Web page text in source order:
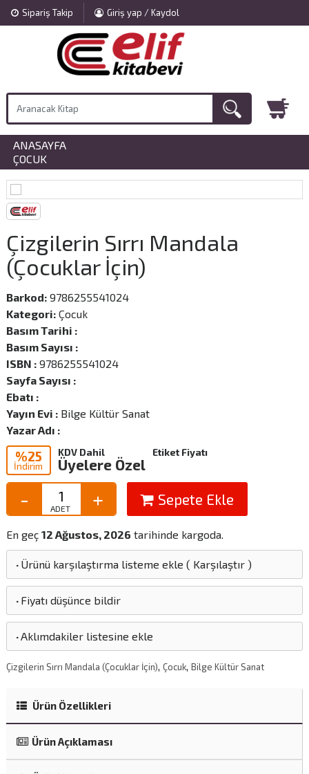
Sipariş Takip Giriş yap / Kaydol
ANASAYFA
ÇOCUK
Çizgilerin Sırrı Mandala
(Çocuklar İçin)
Barkod:9786255541024
Kategori: Çocuk
Basım Tarihi :
Basım Sayısı :
ISBN :9786255541024
Sayfa Sayısı :
Ebatı :
Yayın Evi :Bilge Kültür Sanat
Yazar Adı :
%25
İndirim
KDV Dahil
Üyelere Özel
Etiket Fiyatı
Sepete Ekle
En geç 12 Ağustos, 2026 tarihinde kargoda.
· Ürünü karşılaştırma listeme ekle ( Karşılaştır)
· Fiyatı düşünce bildir
·Aklımdakiler listesine ekle
Çizgilerin Sırrı Mandala (Çocuklar İçin) Çocuk, Bilge Kültür Sanat
Ürün Özellikleri
Ürün Açıklaması